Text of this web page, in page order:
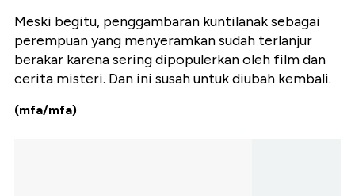
Meski begitu, penggambaran kuntilanak sebagai
perempuan yang menyeramkan sudah terlanjur
berakar karena sering dipopulerkan oleh film dan
cerita misteri. Dan ini susah untuk diubah kembali.
(mfa/mfa)